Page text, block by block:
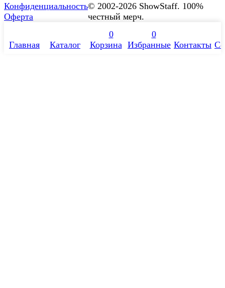
Конфиденциальность
Оферта
© 2002-2026 ShowStaff. 100%
честный мерч.
Главная Каталог
0
Корзина
0
Избранные Контакты